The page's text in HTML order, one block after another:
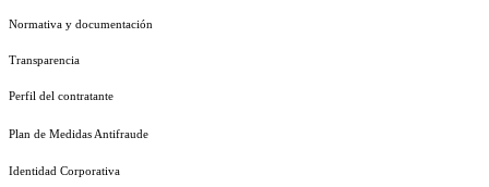
Normativa y documentación
Transparencia
Perfil del contratante
Plan de Medidas Antifraude
Identidad Corporativa